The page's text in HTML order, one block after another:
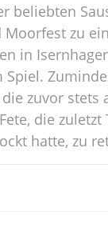
beliebten
Moorfest zu
in
Spiel.
zuvor stets
die zuletzt
hatte, zu